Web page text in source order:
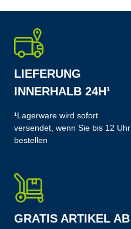
LIEFERUNG
INNERHALB 24H¹
¹Lagerware wird sofort
versendet, wenn Sie bis 12 Uhr
bestellen
GRATIS ARTIKEL AB